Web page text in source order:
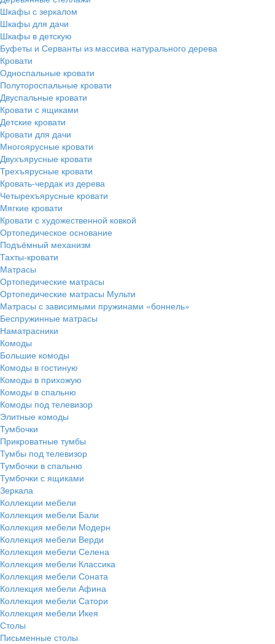
Шкафы с зеркалом
Шкафы для дачи
Шкафы в детскую
Буфеты и Серванты из массива натурального дерева
Кровати
Односпальные кровати
Полутороспальные кровати
Двуспальные кровати
Кровати с ящиками
Детские кровати
Кровати для дачи
Многоярусные кровати
Двухъярусные кровати
Трехъярусные кровати
Кровать-чердак из дерева
Четырехъярусные кровати
Мягкие кровати
Кровати с художественной ковкой
Ортопедическое основание
Подъёмный механизм
Тахты-кровати
Матрасы
Ортопедические матрасы
Ортопедические матрасы Мульти
Матрасы с зависимыми пружинами «боннель»
Беспружинные матрасы
Наматрасники
Комоды
Большие комоды
Комоды в гостиную
Комоды в прихожую
Комоды в спальню
Комоды под телевизор
Элитные комоды
Тумбочки
Прикроватные тумбы
Тумбы под телевизор
Тумбочки в спальню
Тумбочки с ящиками
Зеркала
Коллекции мебели
Коллекция мебели Бали
Коллекция мебели Модерн
Коллекция мебели Верди
Коллекция мебели Селена
Коллекция мебели Классика
Коллекция мебели Соната
Коллекция мебели Афина
Коллекция мебели Сатори
Коллекция мебели Икея
Столы
Письменные столы